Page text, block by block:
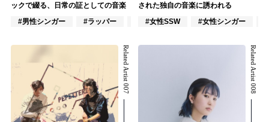
ックで綴る、日常の証としての音楽
#男性シンガー
#ラッパー #VTuber/VSinger
された独自の音楽に誘われる
#女性SSW
#女性シンガー
Related Artist 007 Related Artist 008